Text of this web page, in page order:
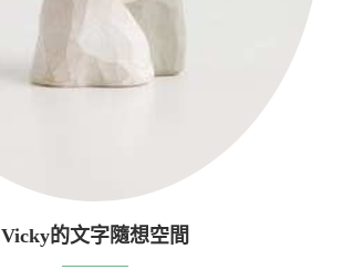
Vicky的文字隨想空間